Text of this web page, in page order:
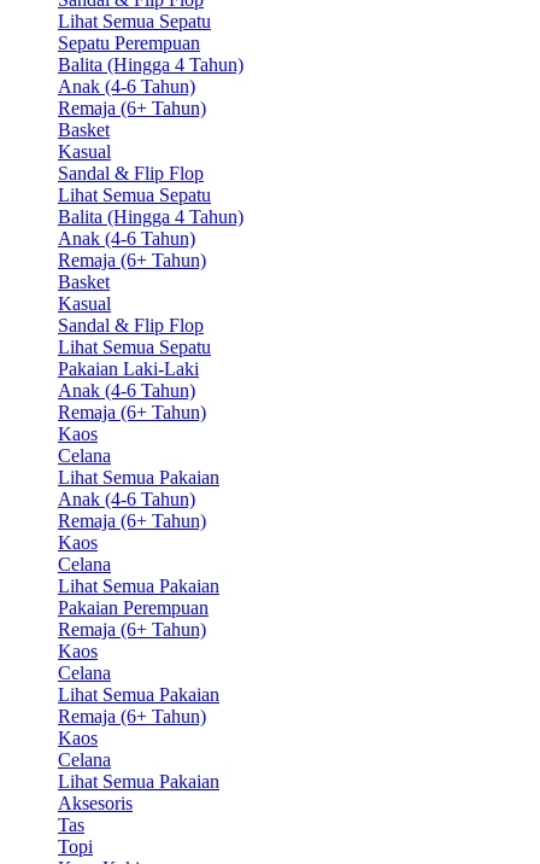
Lihat Semua Sepatu
Sepatu Perempuan
Balita (Hingga 4 Tahun)
Anak (4-6 Tahun)
Remaja (6+ Tahun)
Basket
Kasual
Sandal & Flip Flop
Lihat Semua Sepatu
Balita (Hingga 4 Tahun)
Anak (4-6 Tahun)
Remaja (6+ Tahun)
Basket
Kasual
Sandal & Flip Flop
Lihat Semua Sepatu
Pakaian Laki-Laki
Anak (4-6 Tahun)
Remaja (6+ Tahun)
Kaos
Celana
Lihat Semua Pakaian
Anak (4-6 Tahun)
Remaja (6+ Tahun)
Kaos
Celana
Lihat Semua Pakaian
Pakaian Perempuan
Remaja (6+ Tahun)
Kaos
Celana
Lihat Semua Pakaian
Remaja (6+ Tahun)
Kaos
Celana
Lihat Semua Pakaian
Aksesoris
Tas
Topi